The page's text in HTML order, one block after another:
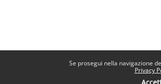
Se prosegui nella navigazione
Privacy